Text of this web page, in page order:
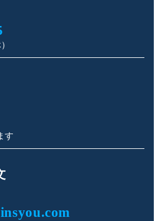
い合わせサポート
談のサポートをさせていただい
す